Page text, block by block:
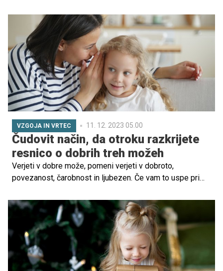
presenetila.
VZGOJA IN VRTEC 11. 12. 2023 05.00
Čudovit način, da otroku razkrijete
resnico o dobrih treh možeh
Verjeti v dobre može, pomeni verjeti v dobroto,
povezanost, čarobnost in ljubezen. Če vam to uspe pri
pa pri tem za vsako ceno.